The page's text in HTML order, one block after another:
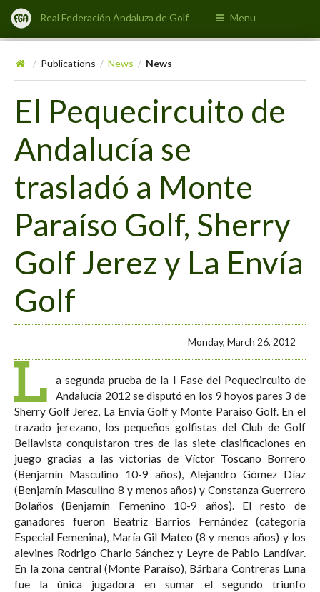
Real Federación Andaluza de Golf Menu
/ Publications / News / News
El Pequecircuito de
Andalucía se
trasladó a Monte
Paraíso Golf, Sherry
Golf Jerez y La Envía
Golf
Monday, March 26, 2012
L
a segunda prueba de la I Fase del Pequecircuito de
Andalucía 2012 se disputó en los 9 hoyos pares 3 de
Sherry Golf Jerez, La Envía Golf y Monte Paraíso Golf. En el
trazado jerezano, los pequeños golfistas del Club de Golf
Bellavista conquistaron tres de las siete clasificaciones en
juego gracias a las victorias de Víctor Toscano Borrero
(Benjamín Masculino 10-9 años), Alejandro Gómez Díaz
(Benjamín Masculino 8 y menos años) y Constanza Guerrero
Bolaños (Benjamín Femenino 10-9 años). El resto de
ganadores fueron Beatriz Barrios Fernández (categoría
Especial Femenina), María Gil Mateo (8 y menos años) y los
alevines Rodrigo Charlo Sánchez y Leyre de Pablo Landívar.
En la zona central (Monte Paraíso), Bárbara Contreras Luna
fue la única jugadora en sumar el segundo triunfo